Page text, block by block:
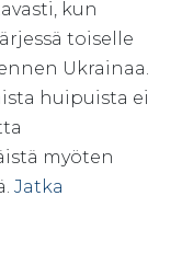
kun
toiselle
Ukrainaa.
huipuista ei
myöten
Jatka